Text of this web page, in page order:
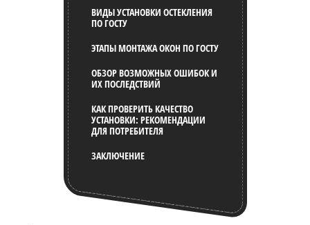
ВИДЫ УСТАНОВКИ ОСТЕКЛЕНИЯ
ПО ГОСТУ
ЭТАПЫ МОНТАЖА ОКОН ПО ГОСТУ
ОБЗОР ВОЗМОЖНЫХ ОШИБОК И
ИХ ПОСЛЕДСТВИЙ
КАК ПРОВЕРИТЬ КАЧЕСТВО
УСТАНОВКИ: РЕКОМЕНДАЦИИ
ДЛЯ ПОТРЕБИТЕЛЯ
ЗАКЛЮЧЕНИЕ